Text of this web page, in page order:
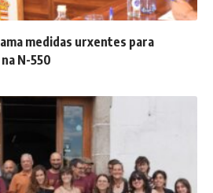
medidas urxentes para
N-550